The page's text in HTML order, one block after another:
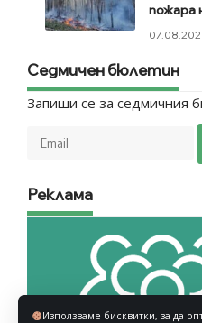
Използваме бисквитки, за да
пожара
Седмичен бюлетин
Запиши се за седмичния
Реклама